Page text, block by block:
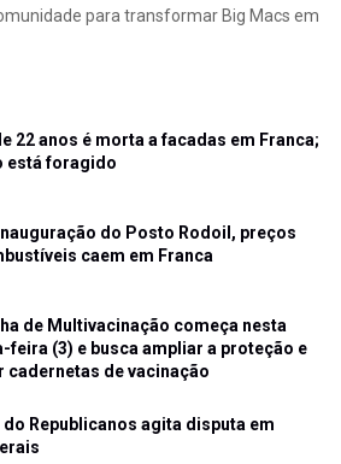
para transformar Big Macs em
22 anos é morta a facadas em Franca;
está foragido
do Posto Rodoil, preços
caem em Franca
de Multivacinação começa nesta
feira (3) e busca ampliar a proteção e
cadernetas de vacinação
do Republicanos agita disputa em